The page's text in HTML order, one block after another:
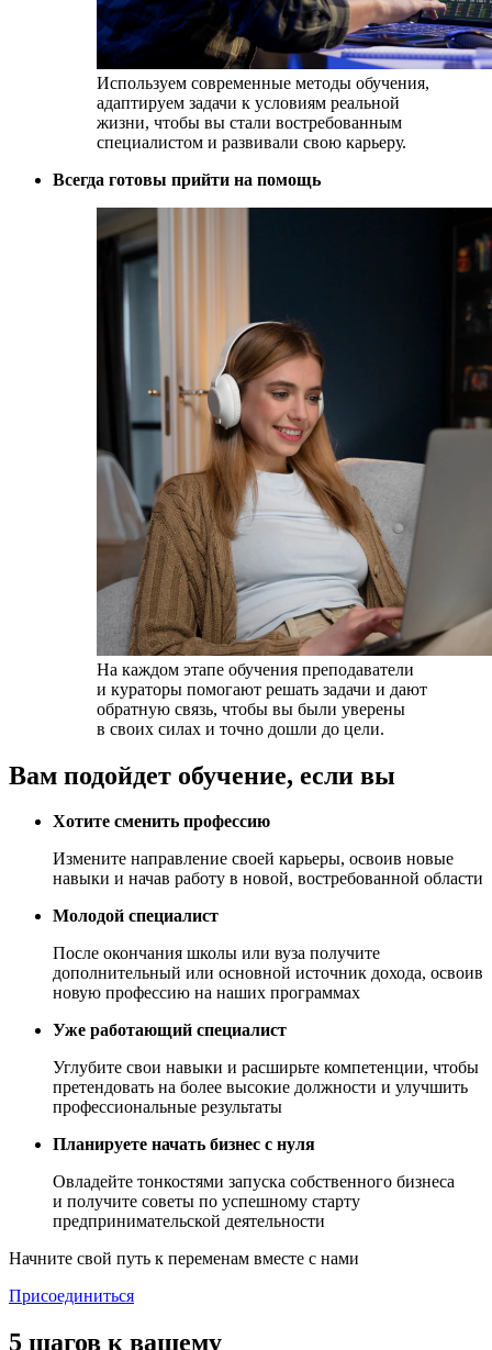
Используем современные методы обучения,
адаптируем задачи к условиям реальной
жизни, чтобы вы стали востребованным
специалистом и развивали свою карьеру.
Всегда готовы прийти на помощь
На каждом этапе обучения преподаватели
и кураторы помогают решать задачи и дают
обратную связь, чтобы вы были уверены
в своих силах и точно дошли до цели.
Вам подойдет обучение, если вы
Хотите сменить профессию
Измените направление своей карьеры, освоив новые
навыки и начав работу в новой, востребованной области
Молодой специалист
После окончания школы или вуза получите
дополнительный или основной источник дохода, освоив
новую профессию на наших программах
Уже работающий специалист
Углубите свои навыки и расширьте компетенции, чтобы
претендовать на более высокие должности и улучшить
профессиональные результаты
Планируете начать бизнес с нуля
Овладейте тонкостями запуска собственного бизнеса
и получите советы по успешному старту
предпринимательской деятельности
Начните свой путь к переменам вместе с нами
Присоединиться
5 шагов к вашему